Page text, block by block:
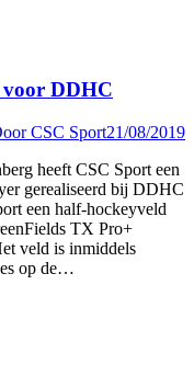
voor DDHC
CSC Sport21/08/2019
heeft CSC Sport een
gerealiseerd bij DDHC
een half-hockeyveld
TX Pro+
veld is inmiddels
op de…